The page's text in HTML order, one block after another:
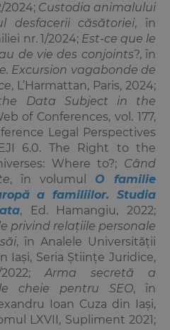
2024; Custodia animalului
desfacerii căsătoriei, în
nr. 1/2024; Est-ce que le
de vie des conjoints?, în
Excursion vagabonde de
, L’Harmattan, Paris, 2024;
Data Subject in the
of Conferences, vol. 177,
Legal Perspectives
6.0. The Right to the
Where to?; Când
, în volumul O familie
a familiilor. Studia
, Ed. Hamangiu, 2022;
privind relațiile personale
, în Analele Universității
Iași, Seria Științe Juridice,
2022;Arma secretă a
cheie pentru SEO, în
Ioan Cuza din Iași,
LXVII, Supliment 2021;